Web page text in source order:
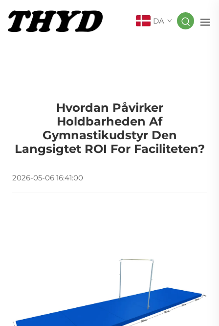
DA
Hvordan Påvirker
Holdbarheden Af
Gymnastikudstyr Den
Langsigtet ROI For Faciliteten?
2026-05-06 16:41:00